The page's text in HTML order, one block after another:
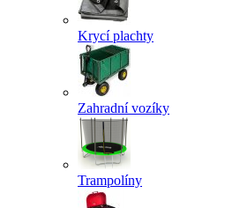
Krycí plachty
Zahradní vozíky
Trampolíny